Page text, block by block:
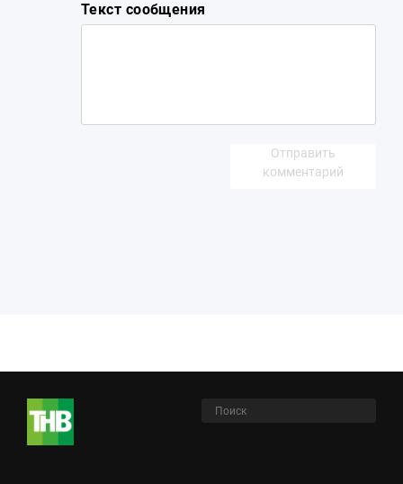
Текст сообщения
Отправить
комментарий